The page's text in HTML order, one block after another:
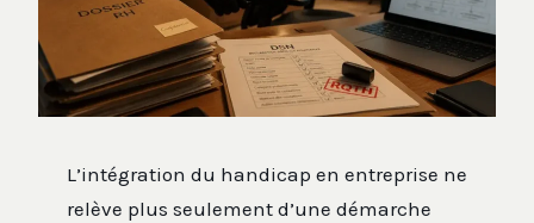
L’intégration du handicap en entreprise ne
relève plus seulement d’une démarche